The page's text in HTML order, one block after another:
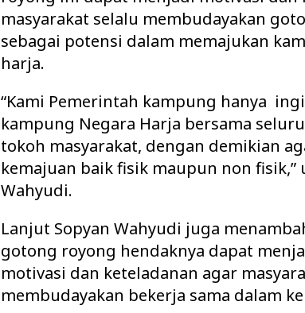
masyarakat selalu membudayakan
sebagai potensi dalam memajukan
harja.
“Kami Pemerintah kampung hanya
kampung Negara Harja bersama
tokoh masyarakat, dengan demikian
kemajuan baik fisik maupun non fisik,”
Wahyudi.
Lanjut Sopyan Wahyudi juga
gotong royong hendaknya dapat
motivasi dan keteladanan agar
membudayakan bekerja sama dalam
Bupati Ayu Rayakan Hari Anak
Bersama Murid TK, Bagikan Tas dan
Perlengk…